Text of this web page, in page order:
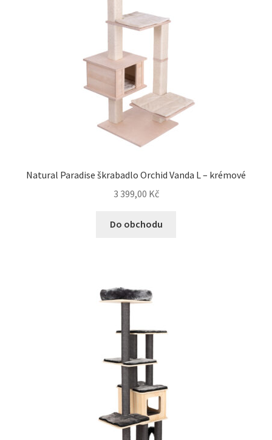
Natural Paradise škrabadlo Orchid Vanda L – krémové
3 399,00 Kč
Do obchodu